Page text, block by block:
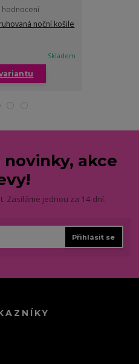
hodnocení
noční košile
Skladem
akce
Zasíláme jednou za 14 dní.
Přihlásit se